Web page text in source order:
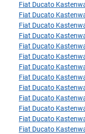
Fiat Ducato
Fiat Ducato
Fiat Ducato
Fiat Ducato
Fiat Ducato
Fiat Ducato
Fiat Ducato
Fiat Ducato
Fiat Ducato
Fiat Ducato
Fiat Ducato
Fiat Ducato
Fiat Ducato